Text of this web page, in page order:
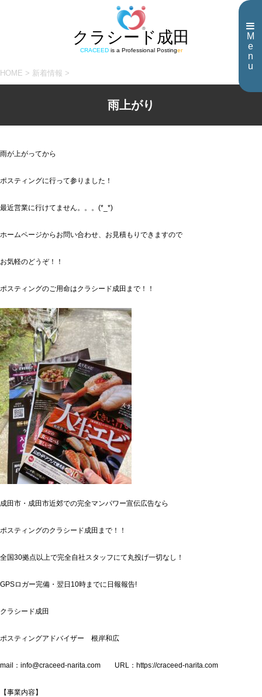
M
e
n
u
クラシード成田
CRACEEDis a Professional Postinger
HOME > 新着情報 >
雨上がり
雨が上がってから
ポスティングに行って参りました！
最近営業に行けてません。。。(*_*)
ホームページからお問い合わせ、お見積もりできますので
お気軽のどうぞ！！
ポスティングのご用命はクラシード成田まで！！
成田市・成田市近郊での完全マンパワー宣伝広告なら
ポスティングのクラシード成田まで！！
全国30拠点以上で完全自社スタッフにて丸投げ一切なし！
GPSロガー完備・翌日10時までに日報報告!
クラシード成田
ポスティングアドバイザー 根岸和広
mail：info@craceed-narita.com URL：https://craceed-narita.com
【事業内容】